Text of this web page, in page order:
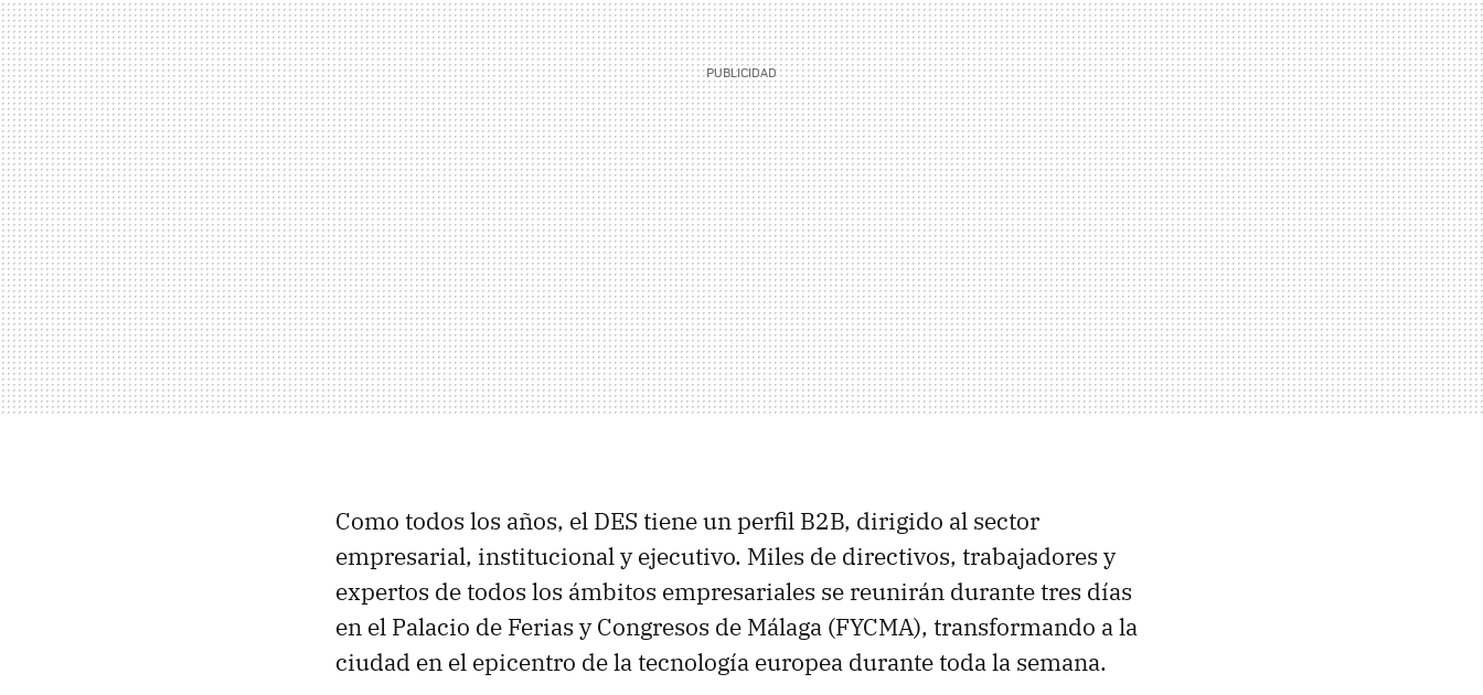
Como todos los años, el DES tiene un perfil B2B, dirigido al sector
empresarial, institucional y ejecutivo. Miles de directivos, trabajadores y
expertos de todos los ámbitos empresariales se reunirán durante tres días
en el Palacio de Ferias y Congresos de Málaga (FYCMA), transformando a la
ciudad en el epicentro de la tecnología europea durante toda la semana.